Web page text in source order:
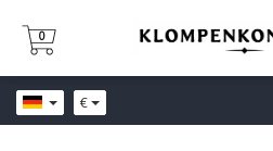
€
0
0